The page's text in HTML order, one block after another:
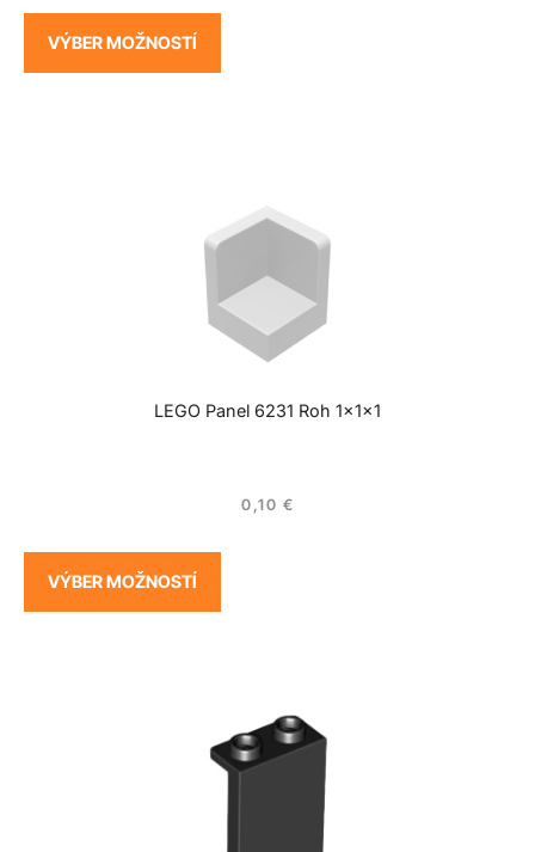
VÝBER MOŽNOSTÍ
LEGO Panel 6231 Roh 1x1x1
0,10 €
VÝBER MOŽNOSTÍ